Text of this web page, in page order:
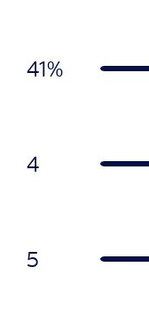
41%
4
5